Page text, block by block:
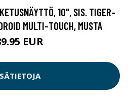
10", SIS. TIGER-
MULTI-TOUCH, MUSTA
EUR